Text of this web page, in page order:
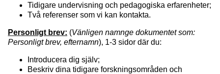
Tidigare undervisning och pedagogiska erfarenheter;
Två referenser som vi kan kontakta.
Personligt brev: (Vänligen namnge dokumentet som:
Personligt brev, efternamn), 1-3 sidor där du:
Introducera dig själv;
Beskriv dina tidigare forskningsområden och